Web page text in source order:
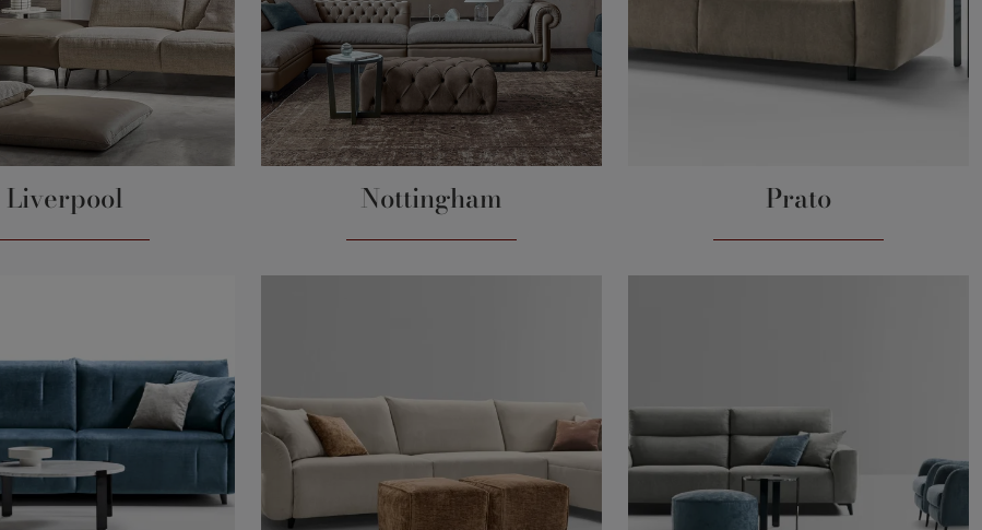
Liverpool Nottingham Prato